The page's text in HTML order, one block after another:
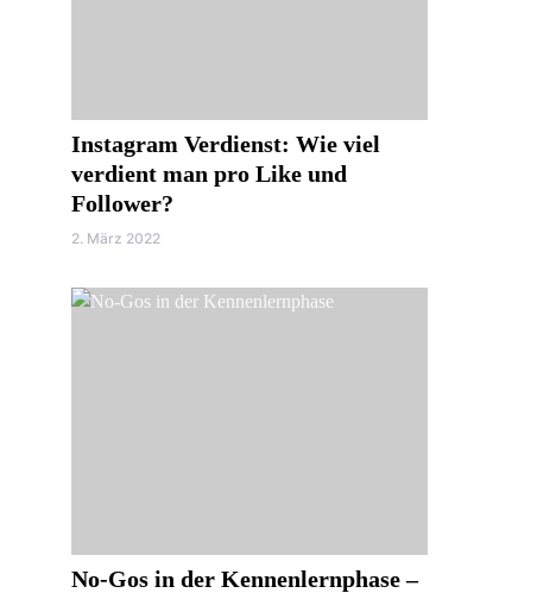
Instagram Verdienst: Wie viel
verdient man pro Like und
Follower?
2. März 2022
No-Gos in der Kennenlernphase –